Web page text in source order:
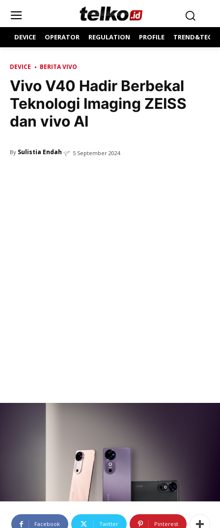
DEVICE OPERATOR REGULATION PROFILE
DEVICE BERITA VIVO
Vivo V40 Hadir Berbekal
Teknologi Imaging ZEISS
dan vivo AI
By Sulistia Endah 5 September 2024
Facebook Twitter Pinterest